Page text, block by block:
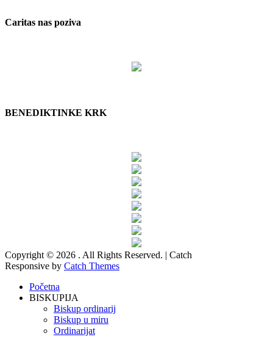
Caritas nas poziva
BENEDIKTINKE KRK
Copyright © 2026 . All Rights Reserved. | Catch
Responsive by Catch Themes
Početna
BISKUPIJA
Biskup ordinarij
Biskup u miru
Ordinarijat